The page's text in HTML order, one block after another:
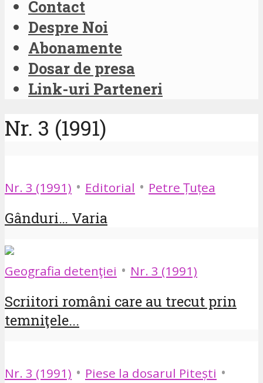
Contact
Despre Noi
Abonamente
Dosar de presa
Link-uri Parteneri
Nr. 3 (1991)
Nr. 3 (1991) • Editorial • Petre Țuțea
Gânduri… Varia
Geografia detenţiei • Nr. 3 (1991)
Scriitori români care au trecut prin
temniţele...
Nr. 3 (1991) • Piese la dosarul Pitești •